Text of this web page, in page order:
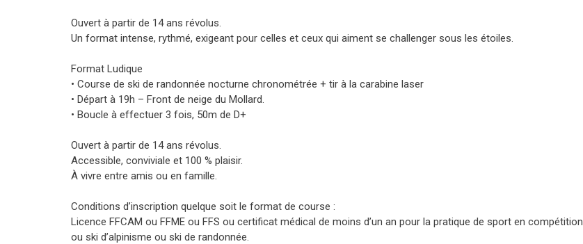
Ouvert à partir de 14 ans révolus.
Un format intense, rythmé, exigeant pour celles et ceux qui aiment se challenger sous les étoiles.
Format Ludique
• Course de ski de randonnée nocturne chronométrée + tir à la carabine laser
• Départ à 19h – Front de neige du Mollard.
• Boucle à effectuer 3 fois, 50m de D+
Ouvert à partir de 14 ans révolus.
Accessible, conviviale et 100 % plaisir.
À vivre entre amis ou en famille.
Conditions d’inscription quelque soit le format de course :
Licence FFCAM ou FFME ou FFS ou certificat médical de moins d’un an pour la pratique de sport en compétition
ou ski d’alpinisme ou ski de randonnée.